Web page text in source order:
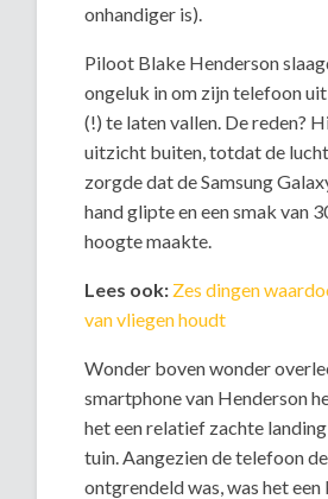
onhandiger is).
Piloot Blake Henderson
ongeluk in om zijn telefoon
(!) te laten vallen. De reden?
uitzicht buiten, totdat de
zorgde dat de Samsung
hand glipte en een smak van
hoogte maakte.
Lees ook: Zes dingen
van vliegen houdt
Wonder boven wonder
smartphone van Henderson
het een relatief zachte
tuin. Aangezien de telefoon
ontgrendeld was, was het